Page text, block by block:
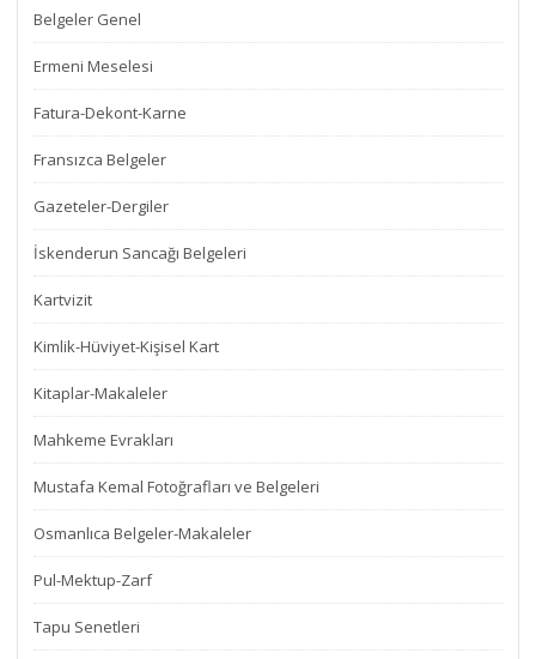
Belgeler Genel
Ermeni Meselesi
Fatura-Dekont-Karne
Fransızca Belgeler
Gazeteler-Dergiler
İskenderun Sancağı Belgeleri
Kartvizit
Kimlik-Hüviyet-Kişisel Kart
Kitaplar-Makaleler
Mahkeme Evrakları
Mustafa Kemal Fotoğrafları ve Belgeleri
Osmanlıca Belgeler-Makaleler
Pul-Mektup-Zarf
Tapu Senetleri